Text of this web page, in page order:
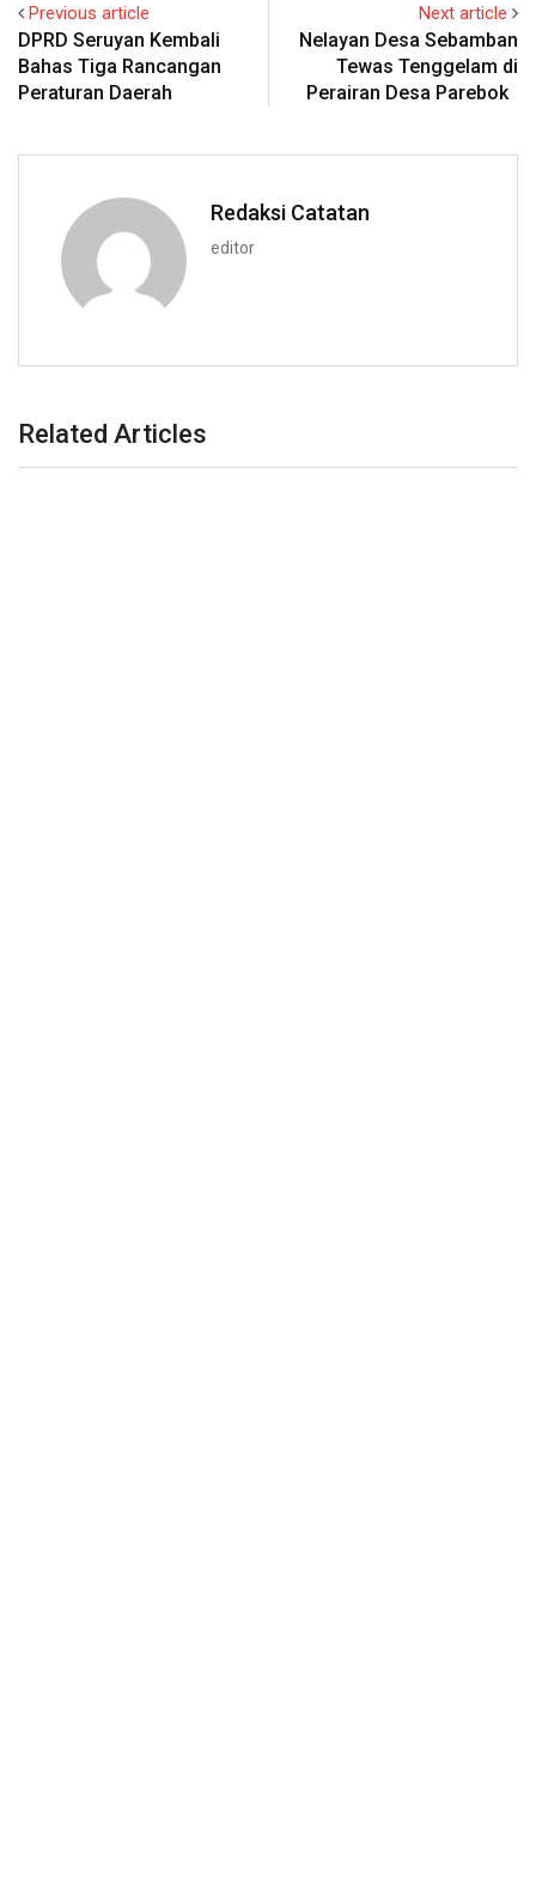
Previous article
DPRD Seruyan Kembali
Bahas Tiga Rancangan
Peraturan Daerah
Next article
Nelayan Desa Sebamban
Tewas Tenggelam di
Perairan Desa Parebok
Redaksi Catatan
editor
Related Articles